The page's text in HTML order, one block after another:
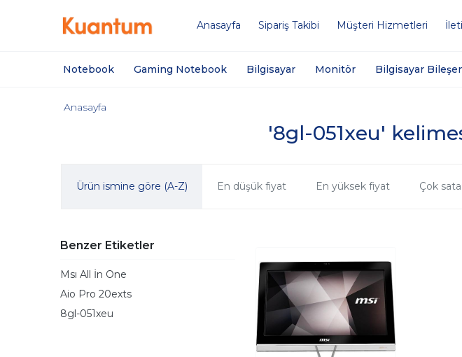
Anasayfa Sipariş Takibi Müşteri Hizmetleri
Notebook Gaming Notebook Bilgisayar Monitör Bilgisayar
'8gl-051xeu'
Anasayfa
Ürün ismine göre (A-Z) En düşük fiyat En yüksek fiyat Çok
Benzer Etiketler
Msı All İn One
Aio Pro 20exts
8gl-051xeu